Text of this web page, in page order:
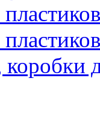
коробки